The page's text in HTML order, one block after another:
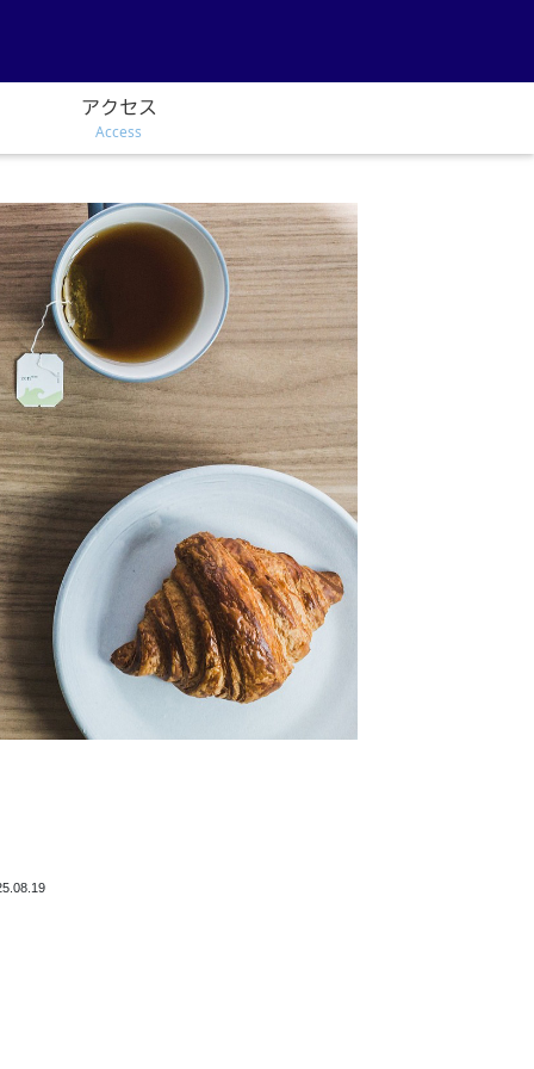
アクセス
Access